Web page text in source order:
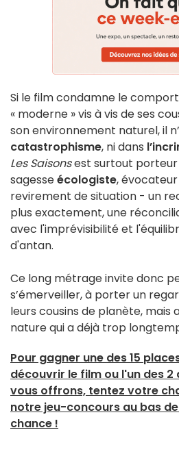
Si le film condamne le
« moderne » vis à vis de ses
son environnement naturel, il
catastrophisme, ni dans
Les Saisonsest surtout porteur
sagesseécologiste,
revirement de situation - un
plus exactement, une
avec l'imprévisibilité et
d'antan.
Ce long métrage invite donc
s’émerveiller, à porter un
leurs cousins de planète, mais
nature qui a déjà trop
Pour gagner une des 15
découvrir le film ou l'un des 2
vous offrons, tentez votre
notre jeu-concours au bas
chance !